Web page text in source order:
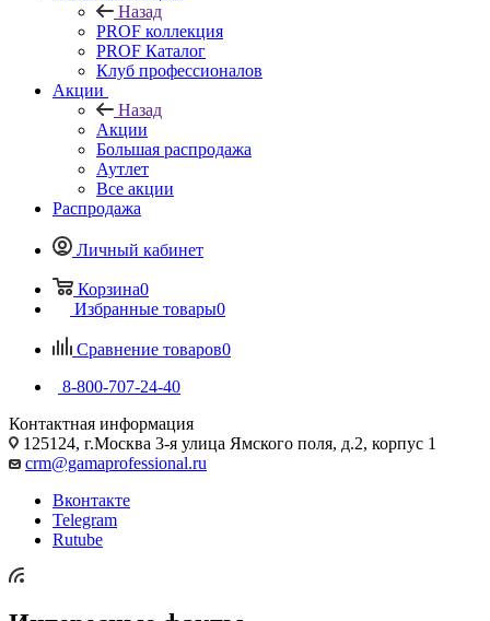
Назад
PROF коллекция
PROF Каталог
Клуб профессионалов
Акции
Назад
Акции
Большая распродажа
Аутлет
Все акции
Распродажа
Личный кабинет
Корзина0
Избранные товары0
Сравнение товаров0
8-800-707-24-40
Контактная информация
125124, г.Москва 3-я улица Ямского поля, д.2, корпус 1
crm@gamaprofessional.ru
Вконтакте
Telegram
Rutube